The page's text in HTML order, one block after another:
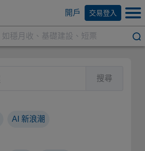
開戶 交易登入
搜尋
AI 新浪潮